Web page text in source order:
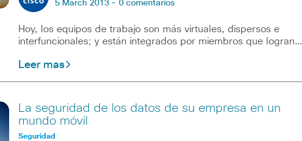
5 March 2013 - 0 comentarios
Hoy, los equipos de trabajo son más virtuales, dispersos e
interfuncionales; y están integrados por miembros que logran…
Leer mas
La seguridad de los datos de su empresa en un
mundo móvil
Seguridad